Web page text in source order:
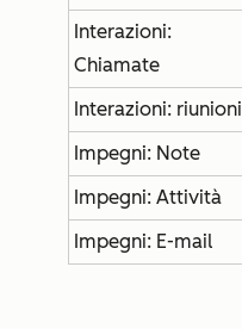
Interazioni:
Chiamate
Interazioni: riunioni
Impegni: Note
Impegni: Attività
Impegni: E-mail